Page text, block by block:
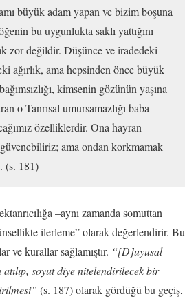
büyük adam yapan ve bizim boşuna
bu uygunlukta saklı yattığını
zor değildir. Düşünce ve iradedeki
ağırlık, ama hepsinden önce büyük
kimsenin gözünün yaşına
o Tanrısal umursamazlığı baba
özelliklerdir. Ona hayran
ama ondan korkmamak
(s. 181)
–aynı zamanda somuttan
ilerleme” olarak değerlendirir. Bu
ve kurallar sağlamıştır. “[D]uyusal
soyut diye nitelendirilecek bir
(s. 187) olarak gördüğü bu geçiş,